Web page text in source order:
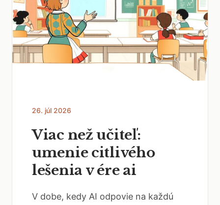
26. júl 2026
Viac než učiteľ:
umenie citlivého
lešenia v ére ai
V dobe, kedy AI odpovie na každú